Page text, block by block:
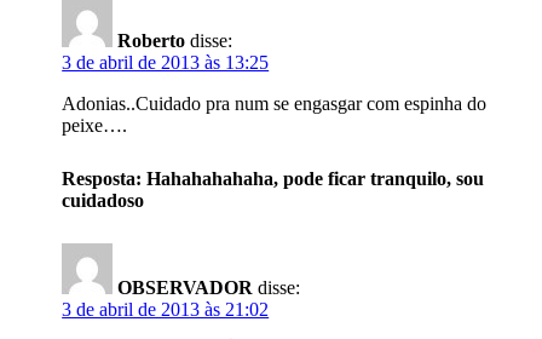
Roberto disse:
3 de abril de 2013 às 13:25
Adonias..Cuidado pra num se engasgar com espinha do
peixe….
Resposta: Hahahahahaha, pode ficar tranquilo, sou
cuidadoso
OBSERVADOR disse:
3 de abril de 2013 às 21:02